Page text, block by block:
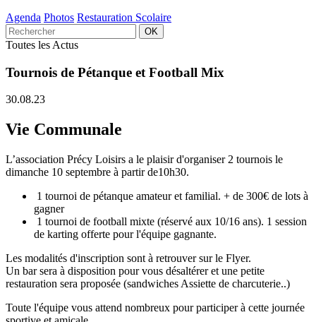
Agenda Photos Restauration Scolaire
Toutes les Actus
Tournois de Pétanque et Football Mix
30.08.23
Vie Communale
L’association Précy Loisirs a le plaisir d'organiser 2 tournois le
dimanche 10 septembre à partir de10h30.
1 tournoi de pétanque amateur et familial. + de 300€ de lots à
gagner
1 tournoi de football mixte (réservé aux 10/16 ans). 1 session
de karting offerte pour l'équipe gagnante.
Les modalités d'inscription sont à retrouver sur le Flyer.
Un bar sera à disposition pour vous désaltérer et une petite
restauration sera proposée (sandwiches Assiette de charcuterie..)
Toute l'équipe vous attend nombreux pour participer à cette journée